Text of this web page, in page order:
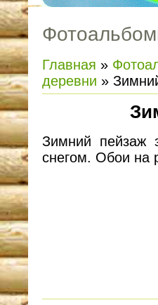
Главная »
деревни »
Зимний пейзаж
снегом. Обои на